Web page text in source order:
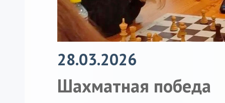
28.03.2026
Шахматная победа